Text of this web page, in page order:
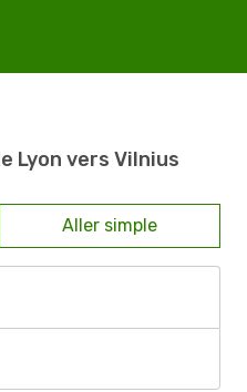
Lyon vers Vilnius
Aller simple